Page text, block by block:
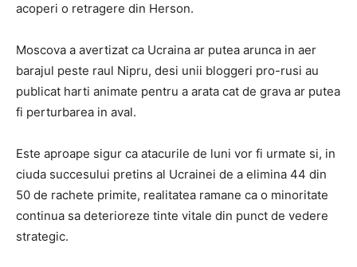
acoperi o retragere din Herson.
Moscova a avertizat ca Ucraina ar putea arunca in aer
barajul peste raul Nipru, desi unii bloggeri pro-rusi au
publicat harti animate pentru a arata cat de grava ar putea
fi perturbarea in aval.
Este aproape sigur ca atacurile de luni vor fi urmate si, in
ciuda succesului pretins al Ucrainei de a elimina 44 din
50 de rachete primite, realitatea ramane ca o minoritate
continua sa deterioreze tinte vitale din punct de vedere
strategic.